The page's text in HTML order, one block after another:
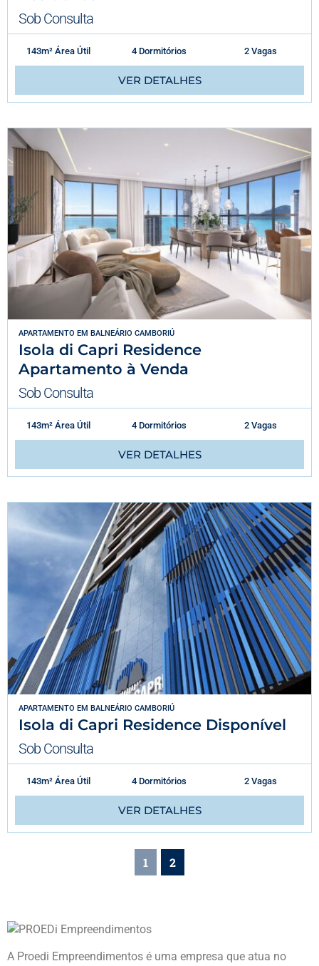
Sob Consulta
143m² Área Útil 4 Dormitórios 2 Vagas
VER DETALHES
APARTAMENTO EM BALNEÁRIO CAMBORIÚ
Isola di Capri Residence
Apartamento à Venda
Sob Consulta
143m² Área Útil 4 Dormitórios 2 Vagas
VER DETALHES
APARTAMENTO EM BALNEÁRIO CAMBORIÚ
Isola di Capri Residence Disponível
Sob Consulta
143m² Área Útil 4 Dormitórios 2 Vagas
VER DETALHES
1 2
A Proedi Empreendimentos é uma empresa que atua no